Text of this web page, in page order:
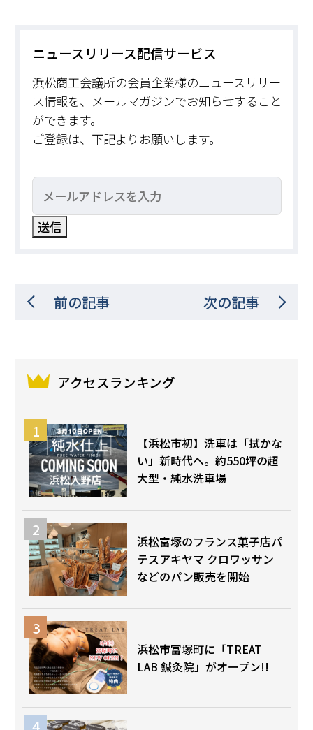
ニュースリリース配信サービス
浜松商工会議所の会員企業様のニュースリリー
ス情報を、メールマガジンでお知らせすること
ができます。
ご登録は、下記よりお願いします。
前の記事 次の記事
アクセスランキング
【浜松市初】洗車は「拭かな
い」新時代へ。約550坪の超
大型・純水洗車場
浜松富塚のフランス菓子店パ
テスアキヤマ クロワッサン
などのパン販売を開始
浜松市富塚町に「TREAT
LAB 鍼灸院」がオープン!!